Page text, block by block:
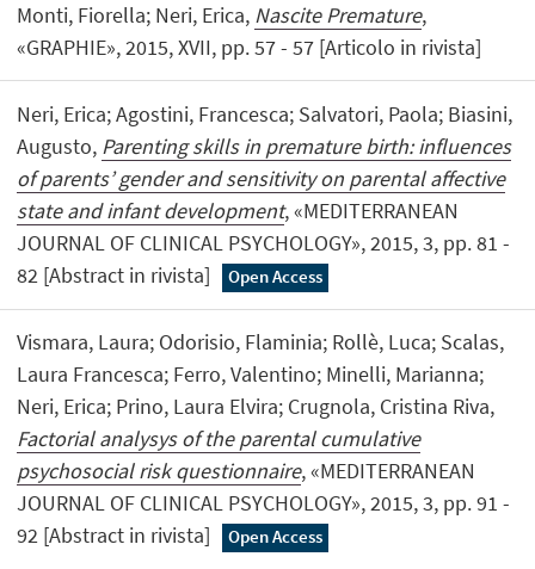
Monti, Fiorella; Neri, Erica, Nascite Premature,
«GRAPHIE», 2015, XVII, pp. 57 - 57 [Articolo in rivista]
Neri, Erica; Agostini, Francesca; Salvatori, Paola; Biasini,
Augusto, Parenting skills in premature birth: influences
of parents’ gender and sensitivity on parental affective
state and infant development, «MEDITERRANEAN
JOURNAL OF CLINICAL PSYCHOLOGY», 2015, 3, pp. 81 -
82 [Abstract in rivista]
Open Access
Vismara, Laura; Odorisio, Flaminia; Rollè, Luca; Scalas,
Laura Francesca; Ferro, Valentino; Minelli, Marianna;
Neri, Erica; Prino, Laura Elvira; Crugnola, Cristina Riva,
Factorial analysys of the parental cumulative
psychosocial risk questionnaire, «MEDITERRANEAN
JOURNAL OF CLINICAL PSYCHOLOGY», 2015, 3, pp. 91 -
92 [Abstract in rivista]
Open Access